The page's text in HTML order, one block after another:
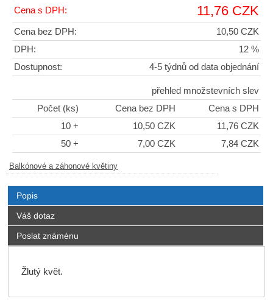
Cena s DPH: 11,76 CZK
Cena bez DPH:
10,50 CZK
DPH:
12 %
Dostupnost:
4-5 týdnů od data objednání
přehled množstevních slev
Počet (ks)
Cena bez DPH
Cena s DPH
10 +
10,50 CZK
11,76 CZK
50 +
7,00 CZK 7,84 CZK
Balkónové a záhonové květiny
Popis
Váš dotaz
Poslat známénu
Žlutý květ.